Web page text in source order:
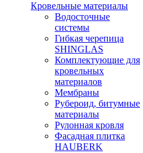
Кровельные материалы
Водосточные
системы
Гибкая черепица
SHINGLAS
Комплектующие для
кровельных
материалов
Мембраны
Рубероид, битумные
материалы
Рулонная кровля
Фасадная плитка
HAUBERK